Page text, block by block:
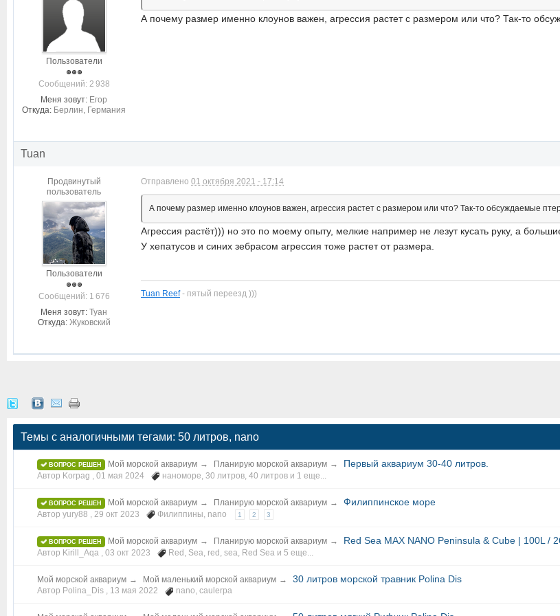
Пользователи
Cообщений: 2 938
Меня зовут: Егор
Откуда: Берлин, Германия
А почему размер именно клоунов важен, агрессия растет с размером или что? Так-то
Tuan
Продвинутый
пользователь
Пользователи
Cообщений: 1 676
Меня зовут: Туан
Откуда: Жуковский
Отправлено 01 октября 2021 - 17:14
А почему размер именно клоунов важен, агрессия растет с размером или что? Так-то обсуждаемые
Агрессия растёт))) но это по моему опыту, мелкие например не лезут кусать руку, а
У хепатусов и синих зебрасом агрессия тоже растет от размера.
Tuan Reef- пятый переезд )))
Темы с аналогичными тегами: 50 литров, nano
ВОПРОС РЕШЕН Мой морской аквариум → Планирую морской аквариум → Первый аквариум 30-40 литров.
Автор Korpag , 01 мая 2024 наноморе 30 литров 40 литров и 1 еще...
ВОПРОС РЕШЕН Мой морской аквариум → Планирую морской аквариум → Филиппинское море
Автор yury88 , 29 окт 2023 Филиппины nano 1 2 3
ВОПРОС РЕШЕН Мой морской аквариум → Планирую морской аквариум → Red Sea MAX NANO Peninsula & Cube | 100L /
Автор Kirill_Aqa , 03 окт 2023 Red Sea red sea Red Sea и 5 еще...
Мой морской аквариум → Мой маленький морской аквариум → 30 литров морской травник Polina Dis
Автор Polina_Dis , 13 мая 2022 nano, caulerpa